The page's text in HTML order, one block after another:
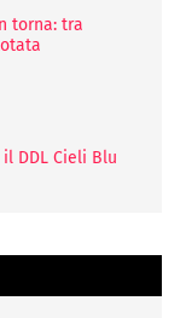
torna: tra
DDL Cieli Blu